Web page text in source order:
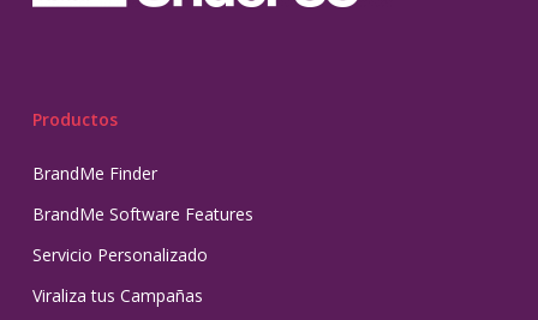
Productos
BrandMe Finder
BrandMe Software Features
Servicio Personalizado
Viraliza tus Campañas